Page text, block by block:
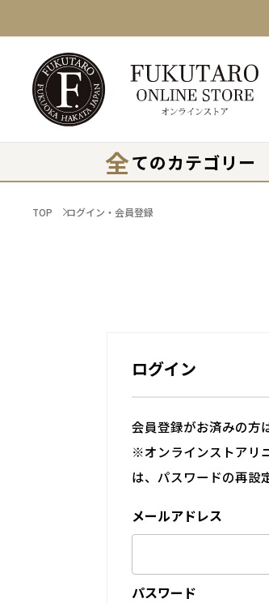
全てのカテゴリー
TOP ログイン・会員登録
ログイン
会員登録がお済みの方
※オンラインストアリ
は、パスワードの再設
メールアドレス
パスワード